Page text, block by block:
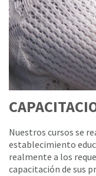
Nuestros cursos se
establecimiento
realmente a los
capacitación de sus